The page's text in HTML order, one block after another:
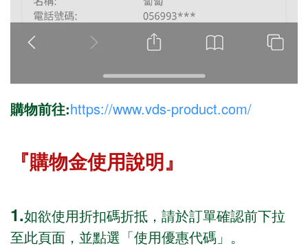
購物前往:https://www.vds-product.com/
『購物金使用說明』
1.如欲使用折扣碼折抵，請於訂單確認前下拉
至此頁面，並點選「使用優惠代碼」。